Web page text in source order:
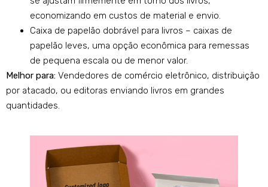
economizando em custos de material e envio.
Caixa de papelão dobrável para livros – caixas de
papelão leves, uma opção econômica para remessas
de pequena escala ou de menor valor.
Melhor para: Vendedores de comércio eletrônico, distribuição
por atacado, ou editoras enviando livros em grandes
quantidades.